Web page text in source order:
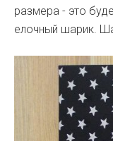
размера - это
елочный шарик.